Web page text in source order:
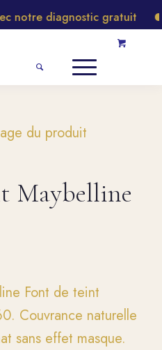
diagnostic gratuit
Maybelline
Font de teint
Couvrance naturelle
sans effet masque.